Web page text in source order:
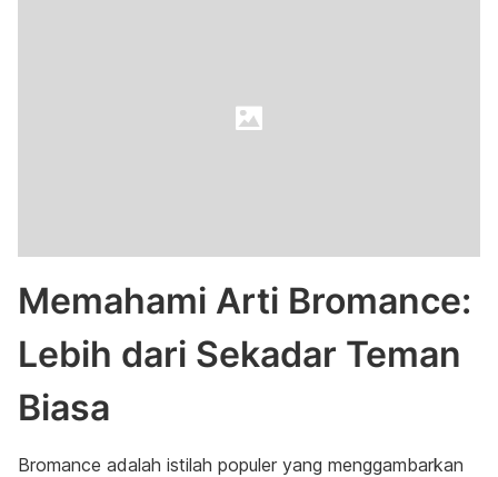
Memahami Arti Bromance:
Lebih dari Sekadar Teman
Biasa
Bromance adalah istilah populer yang menggambarkan